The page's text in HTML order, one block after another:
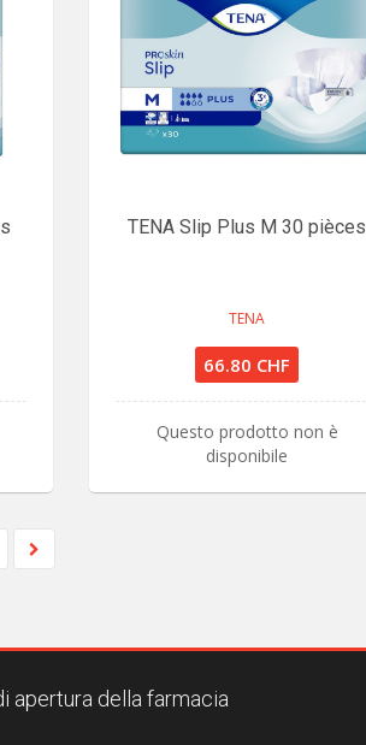
TENA Slip Plus M 30 pièces
TENA
66.80 CHF
Questo prodotto non è
disponibile
apertura della farmacia